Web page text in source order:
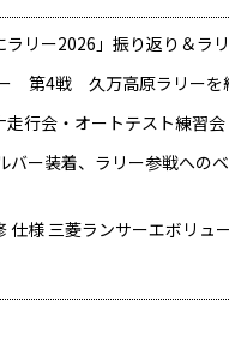
ラリー2026」振り返り＆ラ
第4戦 久万高原ラリーを
走行会・オートテスト練習
ー装着、ラリー参戦への
仕様 三菱ランサーエボリュ